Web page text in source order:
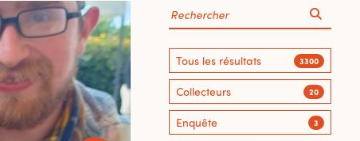
Tous les résultats 3300
Collecteurs 20
Enquête 3